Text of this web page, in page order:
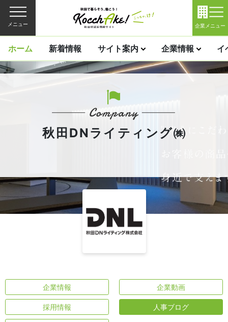
メニュー 企業メニュー
ホーム 新着情報 サイト案内 企業情報 イ
秋田DNライティング㈱
企業情報 企業動画
採用情報 人事ブログ